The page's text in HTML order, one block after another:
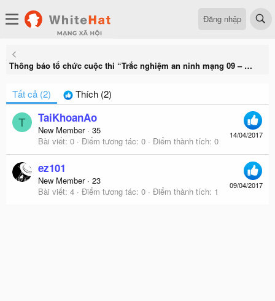
Đăng nhập
Thông báo tổ chức cuộc thi “Trắc nghiệm an ninh mạng 09 – Quiz 09”
Tất cả (2) Thích (2)
T
14/04/2017
TaiKhoanAo
New Member · 35
Bài viết 0 Điểm tương tác 0 Điểm thành tích 0
09/04/2017
ez101
New Member · 23
Bài viết 4 Điểm tương tác 0 Điểm thành tích 1